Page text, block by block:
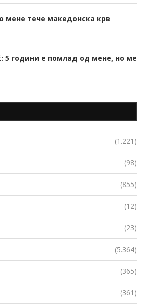
мене тече македонска крв
5 години е помлад од мене, но ме
(1.221)
(98)
(855)
(12)
(23)
(5.364)
(365)
(361)